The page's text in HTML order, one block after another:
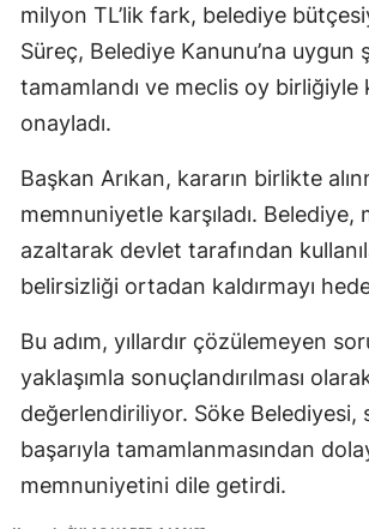
milyon TL’lik fark, belediye
Süreç, Belediye Kanunu’na uygun
tamamlandı ve meclis oy birliğiyle
onayladı.
Başkan Arıkan, kararın birlikte
memnuniyetle karşıladı. Belediye,
azaltarak devlet tarafından
belirsizliği ortadan kaldırmayı
Bu adım, yıllardır çözülemeyen
yaklaşımla sonuçlandırılması
değerlendiriliyor. Söke Belediyesi,
başarıyla tamamlanmasından
memnuniyetini dile getirdi.